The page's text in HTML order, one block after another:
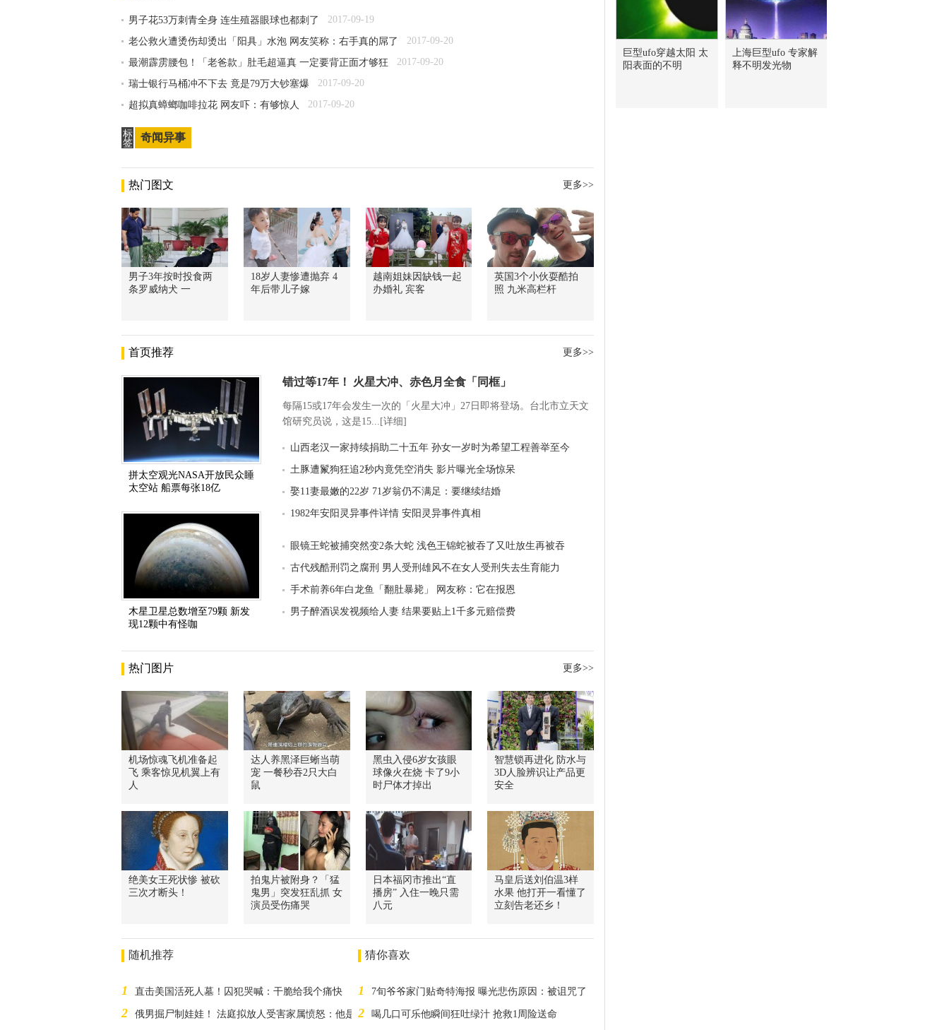
男子花53万刺青全身 连生殖器眼球也都刺了 2017-09-19
老公救火遭烫伤却烫出「阳具」水泡 网友笑称：右手真的屌了 2017-09-20
最潮霹雳腰包！「老爸款」肚毛超逼真 一定要背正面才够狂 2017-09-20
瑞士银行马桶冲不下去 竟是79万大钞塞爆 2017-09-20
超拟真蟑螂咖啡拉花 网友吓：有够惊人 2017-09-20
标
签
奇闻异事
热门图文 更多>>
男子3年按时投食两
条罗威纳犬 一
18岁人妻惨遭抛弃 4
年后带儿子嫁
越南姐妹因缺钱一起
办婚礼 宾客
英国3个小伙耍酷拍
照 九米高栏杆
首页推荐 更多>>
拼太空观光NASA开放民众睡
太空站 船票每张18亿
木星卫星总数增至79颗 新发
现12颗中有怪咖
错过等17年！ 火星大冲、赤色月全食「同框」
每隔15或17年会发生一次的「火星大冲」27日即将登场。台北市立天文
馆研究员说，这是15...[详细]
山西老汉一家持续捐助二十五年 孙女一岁时为希望工程善举至今
土豚遭鬣狗狂追2秒内竟凭空消失 影片曝光全场惊呆
娶11妻最嫩的22岁 71岁翁仍不满足：要继续结婚
1982年安阳灵异事件详情 安阳灵异事件真相
眼镜王蛇被捕突然变2条大蛇 浅色王锦蛇被吞了又吐放生再被吞
古代残酷刑罚之腐刑 男人受刑雄风不在女人受刑失去生育能力
手术前养6年白龙鱼「翻肚暴毙」 网友称：它在报恩
男子醉酒误发视频给人妻 结果要贴上1千多元赔偿费
热门图片 更多>>
机场惊魂飞机准备起
飞 乘客惊见机翼上有
人
达人养黑泽巨蜥当萌
宠 一餐秒吞2只大白
鼠
黑虫入侵6岁女孩眼
球像火在烧 卡了9小
时尸体才掉出
智慧锁再进化 防水与
3D人脸辨识让产品更
安全
绝美女王死状惨 被砍
三次才断头！
拍鬼片被附身？「猛
鬼男」突发狂乱抓 女
演员受伤痛哭
日本福冈市推出“直
播房” 入住一晚只需
八元
马皇后送刘伯温3样
水果 他打开一看懂了
立刻告老还乡！
随机推荐
1 直击美国活死人墓！囚犯哭喊：干脆给我个痛快
2 俄男掘尸制娃娃！ 法庭拟放人受害家属愤怒：他是怪物
猜你喜欢
1 7旬爷爷家门贴奇特海报 曝光悲伤原因：被诅咒了
2 喝几口可乐他瞬间狂吐绿汁 抢救1周险送命
巨型ufo穿越太阳 太
阳表面的不明
上海巨型ufo 专家解
释不明发光物